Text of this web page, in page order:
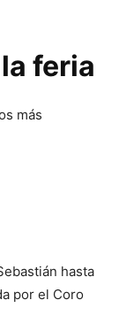
feria
más
hasta
por el Coro